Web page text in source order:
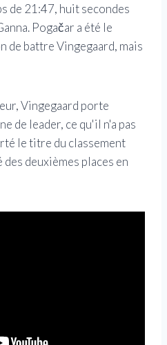
de 21:47, huit secondes
Pogačar a été le
de battre Vingegaard, mais
Vingegaard porte
de leader, ce qu'il n'a pas
le titre du classement
deuxièmes places en